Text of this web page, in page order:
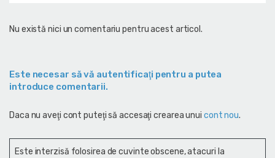
Nu există nici un comentariu pentru acest articol.
Este necesar să vă autentificaţi pentru a putea
introduce comentarii.
Daca nu aveţi cont puteţi să accesaţi crearea unui cont nou.
Este interzisă folosirea de cuvinte obscene, atacuri la